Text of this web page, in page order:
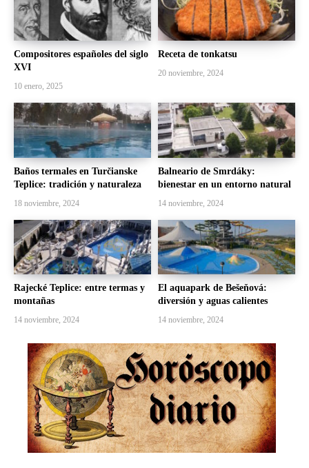
Compositores españoles del siglo
XVI
10 enero, 2025
Receta de tonkatsu
20 noviembre, 2024
Baños termales en Turčianske
Teplice: tradición y naturaleza
18 noviembre, 2024
Balneario de Smrdáky:
bienestar en un entorno natural
14 noviembre, 2024
Rajecké Teplice: entre termas y
montañas
14 noviembre, 2024
El aquapark de Bešeňová:
diversión y aguas calientes
14 noviembre, 2024